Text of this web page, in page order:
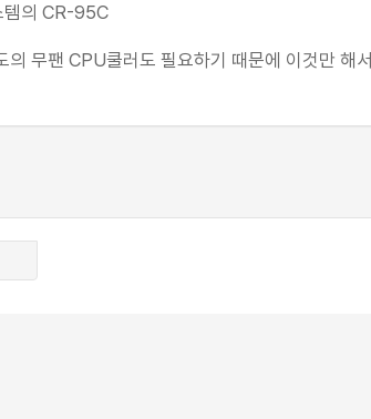
템의 CR-95C
무팬 CPU쿨러도 필요하기 때문에 이것만 해서